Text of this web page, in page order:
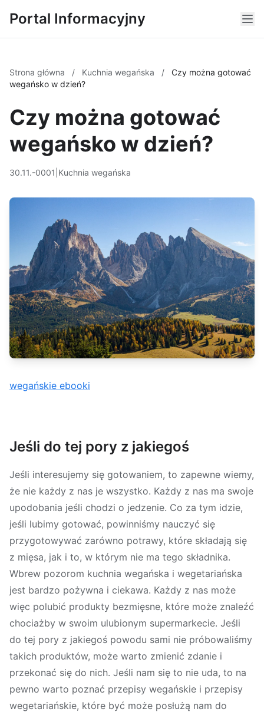
Portal Informacyjny
Strona główna / Kuchnia wegańska /
Czy można gotować
wegańsko w dzień?
Czy można gotować
wegańsko w dzień?
30.11.-0001 Kuchnia wegańska
wegańskie ebooki
Jeśli do tej pory z jakiegoś
Jeśli interesujemy się gotowaniem, to zapewne wiemy,
że nie każdy z nas je wszystko. Każdy z nas ma swoje
upodobania jeśli chodzi o jedzenie. Co za tym idzie,
jeśli lubimy gotować, powinniśmy nauczyć się
przygotowywać zarówno potrawy, które składają się
z mięsa, jak i to, w którym nie ma tego składnika.
Wbrew pozorom kuchnia wegańska i wegetariańska
jest bardzo pożywna i ciekawa. Każdy z nas może
więc polubić produkty bezmięsne, które może znaleźć
chociażby w swoim ulubionym supermarkecie. Jeśli
do tej pory z jakiegoś powodu sami nie próbowaliśmy
takich produktów, może warto zmienić zdanie i
przekonać się do nich. Jeśli nam się to nie uda, to na
pewno warto poznać przepisy wegańskie i przepisy
wegetariańskie, które być może posłużą nam do